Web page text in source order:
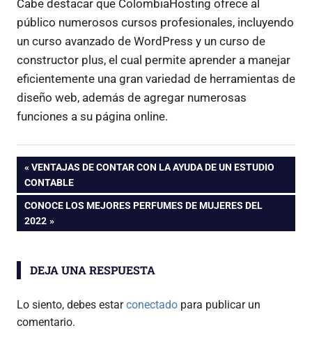
Cabe destacar que ColombiaHosting ofrece al
público numerosos cursos profesionales, incluyendo
un curso avanzado de WordPress y un curso de
constructor plus, el cual permite aprender a manejar
eficientemente una gran variedad de herramientas de
diseño web, además de agregar numerosas
funciones a su página online.
Navegación
de
entradas
ENTRADA
ANTERIOR:
VENTAJAS DE CONTAR CON LA AYUDA DE UN ESTUDIO
CONTABLE
ENTRADA
SIGUIENTE:
CONOCE LOS MEJORES PERFUMES DE MUJERES DEL
2022
DEJA UNA RESPUESTA
Lo siento, debes estarconectado para publicar un
comentario.